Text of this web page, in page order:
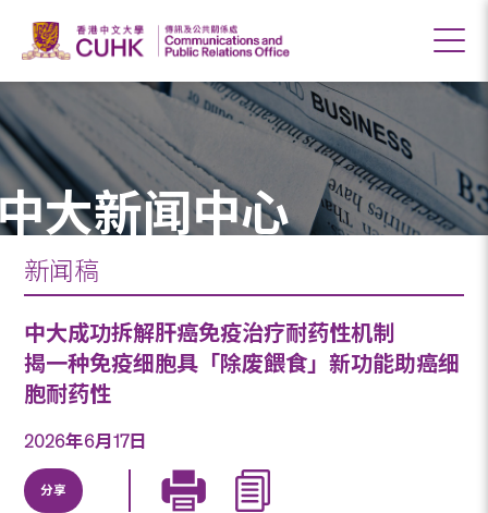
大新闻中心
新闻稿
中大成功拆解肝癌免疫治疗耐药性机制
揭一种免疫细胞具「除废餵食」新功能助癌细
胞耐药性
2026年6月17日
分享